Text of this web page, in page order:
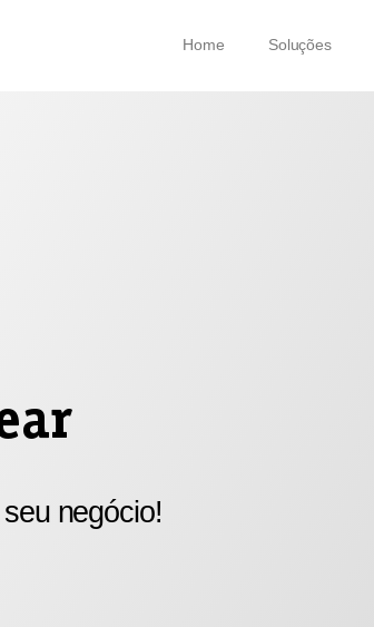
Home Soluções
negócio!